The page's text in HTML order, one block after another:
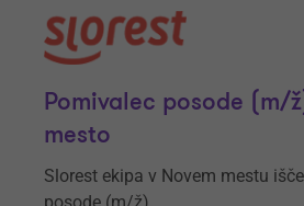
Pomivalec posode (m/
mesto
Slorest ekipa v Novem mestu